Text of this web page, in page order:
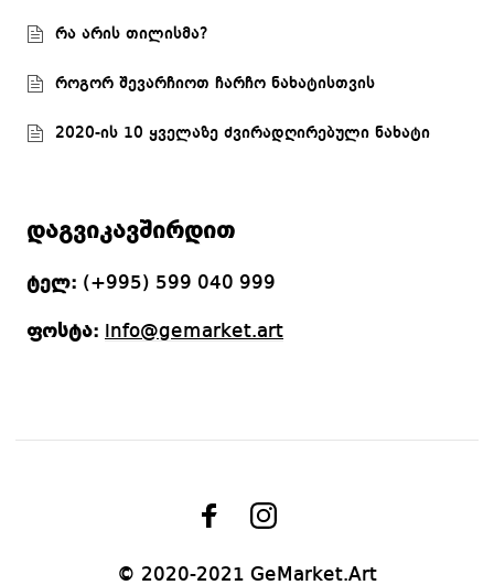
რა არის თილისმა?
როგორ შევარჩიოთ ჩარჩო ნახატისთვის
2020-ის 10 ყველაზე ძვირადღირებული ნახატი
დაგვიკავშირდით
ტელ: (+995) 599 040 999
ფოსტა: info@gemarket.art
© 2020-2021 GeMarket.Art